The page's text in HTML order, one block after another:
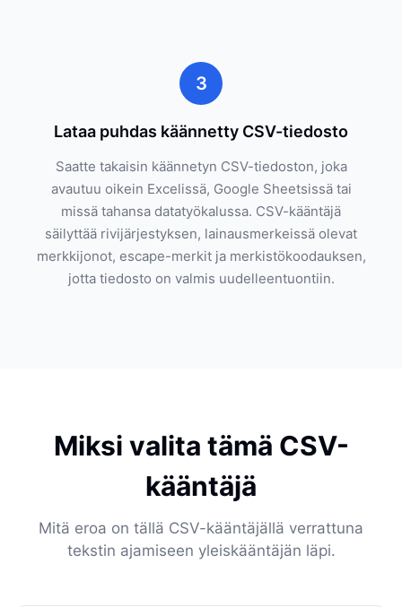
3
Lataa puhdas käännetty CSV-tiedosto
Saatte takaisin käännetyn CSV-tiedoston, joka
avautuu oikein Excelissä, Google Sheetsissä tai
missä tahansa datatyökalussa. CSV-kääntäjä
säilyttää rivijärjestyksen, lainausmerkeissä olevat
merkkijonot, escape-merkit ja merkistökoodauksen,
jotta tiedosto on valmis uudelleentuontiin.
Miksi valita tämä CSV-
kääntäjä
Mitä eroa on tällä CSV-kääntäjällä verrattuna
tekstin ajamiseen yleiskääntäjän läpi.